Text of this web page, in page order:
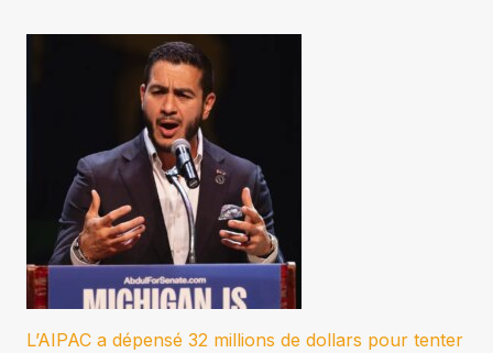
L’AIPAC a dépensé 32 millions de dollars pour tenter